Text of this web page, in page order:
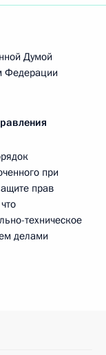
Думой
Федерации
при
прав
техническое
делами